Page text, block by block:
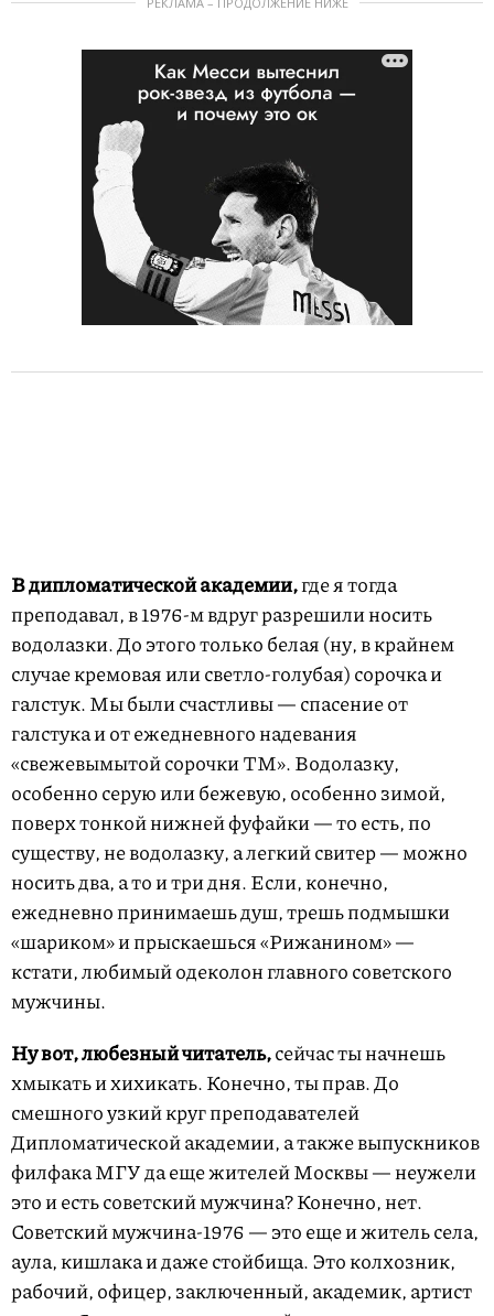
В дипломатической академии,где я тогда
преподавал, в 1976-м вдруг разрешили носить
водолазки. До этого только белая (ну, в крайнем
случае кремовая или светло-голубая) сорочка и
галстук. Мы были счастливы — спасение от
галстука и от ежедневного надевания
«свежевымытой сорочки ТМ». Водолазку,
особенно серую или бежевую, особенно зимой,
поверх тонкой нижней фуфайки — то есть, по
существу, не водолазку, а легкий свитер — можно
носить два, а то и три дня. Если, конечно,
ежедневно принимаешь душ, трешь подмышки
«шариком» и прыскаешься «Рижанином» —
кстати, любимый одеколон главного советского
мужчины.
Ну вот, любезный читатель,сейчас ты начнешь
хмыкать и хихикать. Конечно, ты прав. До
смешного узкий круг преподавателей
Дипломатической академии, а также выпускников
филфака МГУ да еще жителей Москвы — неужели
это и есть советский мужчина? Конечно, нет.
Советский мужчина-1976 — это еще и житель села,
аула, кишлака и даже стойбища. Это колхозник,
рабочий, офицер, заключенный, академик, артист